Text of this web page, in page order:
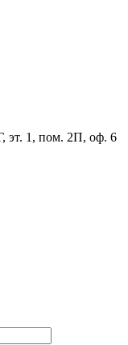
эт. 1, пом. 2П, оф. 6